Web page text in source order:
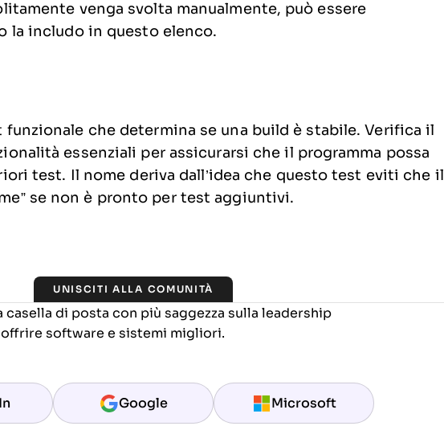
venga svolta manualmente, può essere
la includo in questo elenco.
che determina se una build è stabile. Verifica il
essenziali per assicurarsi che il programma possa
test. Il nome deriva dall’idea che questo test eviti che il
se non è pronto per test aggiuntivi.
UNISCITI ALLA COMUNITÀ
di posta con più saggezza sulla leadership
software e sistemi migliori.
Google Microsoft